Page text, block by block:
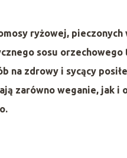
ryżowej, pieczonych
sosu orzechowego
na zdrowy i sycący
zarówno weganie, jak i